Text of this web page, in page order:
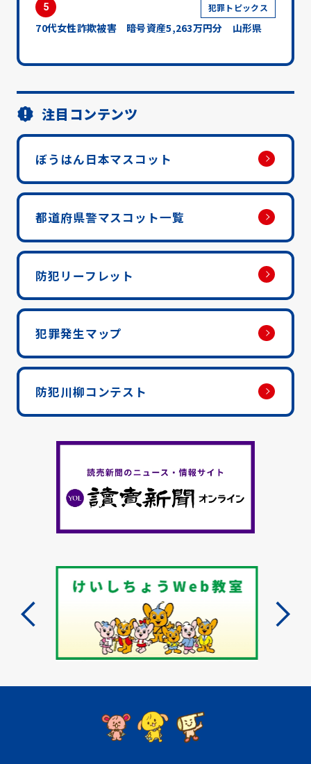
5 犯罪トピックス
70代女性詐欺被害 暗号資産5,263万円分 山形県
注目コンテンツ
ぼうはん日本マスコット
都道府県警マスコット一覧
防犯リーフレット
犯罪発生マップ
防犯川柳コンテスト